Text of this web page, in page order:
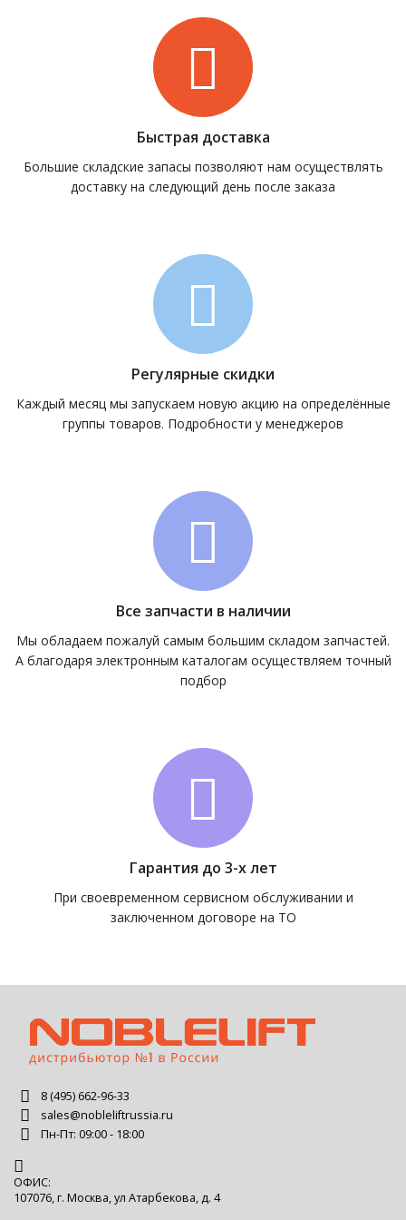
Быстрая доставка
Большие складские запасы позволяют нам осуществлять
доставку на следующий день после заказа
Регулярные скидки
Каждый месяц мы запускаем новую акцию на определённые
группы товаров. Подробности у менеджеров
Все запчасти в наличии
Мы обладаем пожалуй самым большим складом запчастей.
А благодаря электронным каталогам осуществляем точный
подбор
Гарантия до 3-х лет
При своевременном сервисном обслуживании и
заключенном договоре на ТО
8 (495) 662-96-33
sales@nobleliftrussia.ru
Пн-Пт: 09:00 - 18:00
ОФИС:
107076, г. Москва, ул Атарбекова, д. 4